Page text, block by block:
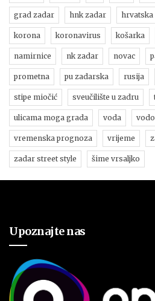
grad zadar hnk zadar hrvatska
korona koronavirus košarka
namirnice nk zadar novac
prometna pu zadarska rusija
stipe miočić sveučilište u zadru
ulicama moga grada voda
vremenska prognoza vrijeme
zadar street style šime vrsaljko
Upoznajte nas